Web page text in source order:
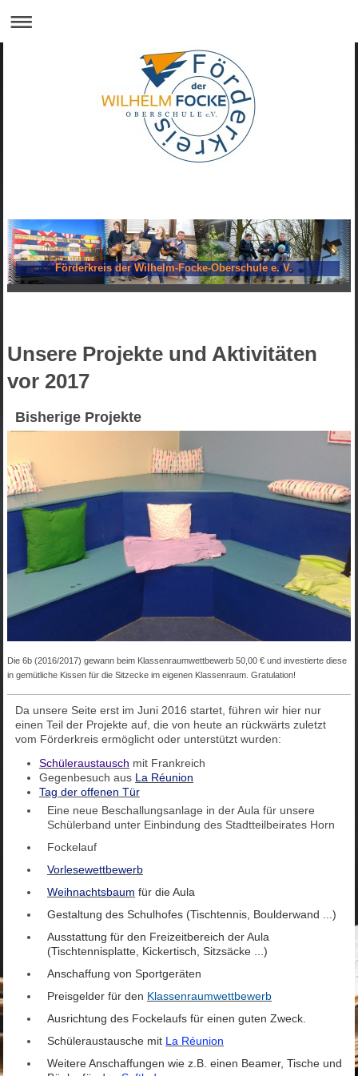
Förderkreis der Wilhelm-Focke-Oberschule e. V.
Unsere Projekte und Aktivitäten
vor 2017
Bisherige Projekte
Die 6b (2016/2017) gewann beim Klassenraumwettbewerb 50,00 € und investierte diese
in gemütliche Kissen für die Sitzecke im eigenen Klassenraum. Gratulation!
Da unsere Seite erst im Juni 2016 startet, führen wir hier nur
einen Teil der Projekte auf, die von heute an rückwärts zuletzt
vom Förderkreis ermöglicht oder unterstützt wurden:
Schüleraustausch mit Frankreich
Gegenbesuch aus La Réunion
Tag der offenen Tür
Eine neue Beschallungsanlage in der Aula für unsere
Schülerband unter Einbindung des Stadtteilbeirates Horn
Fockelauf
Vorlesewettbewerb
Weihnachtsbaum für die Aula
Gestaltung des Schulhofes (Tischtennis, Boulderwand ...)
Ausstattung für den Freizeitbereich der Aula
(Tischtennisplatte, Kickertisch, Sitzsäcke ...)
Anschaffung von Sportgeräten
Preisgelder für den Klassenraumwettbewerb
Ausrichtung des Fockelaufs für einen guten Zweck.
Schüleraustausche mit La Réunion
Weitere Anschaffungen wie z.B. einen Beamer, Tische und